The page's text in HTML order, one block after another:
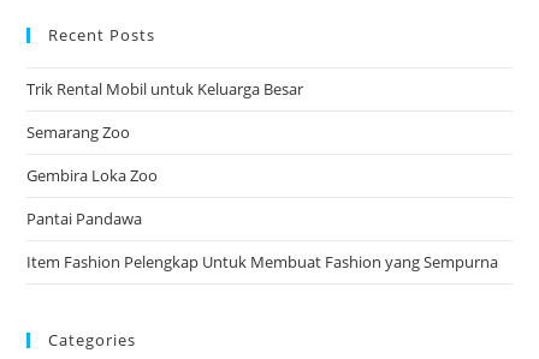
Recent Posts
Trik Rental Mobil untuk Keluarga Besar
Semarang Zoo
Gembira Loka Zoo
Pantai Pandawa
Item Fashion Pelengkap Untuk Membuat Fashion yang Sempurna
Categories